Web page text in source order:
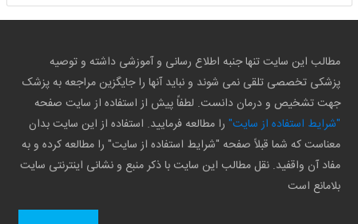
مطالب این سایت تنها جنبه اطلاع رسانی و آموزشی داشته و توصیه
پزشکی تخصصی تلقی نمی شوند و نباید آنها را جایگزین مراجعه به پزشک
جهت تشخیص و درمان دانست. لطفاً پیش از استفاده از سایت صفحه
"شرایط استفاده از سایت" را مطالعه فرمایید. استفاده از این سایت بدان
معناست که شما قبلاً صفحه "شرایط استفاده از سایت" را مطالعه کرده و به
مفاد آن واقفید. نقل مطالب این سایت با ذکر منبع و نشانی اینترنتی سایت
بلامانع است